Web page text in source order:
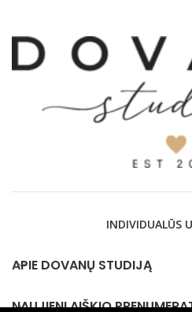
INDIVIDUALŪS
APIE DOVANŲ STUDIJĄ
NAUJIENLAIŠKIO